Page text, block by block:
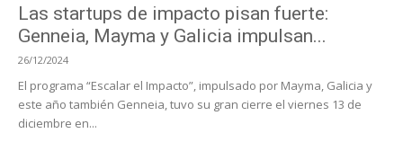
Las startups de impacto pisan fuerte:
Genneia, Mayma y Galicia impulsan...
26/12/2024
El programa “Escalar el Impacto”, impulsado por Mayma, Galicia y
este año también Genneia, tuvo su gran cierre el viernes 13 de
diciembre en...